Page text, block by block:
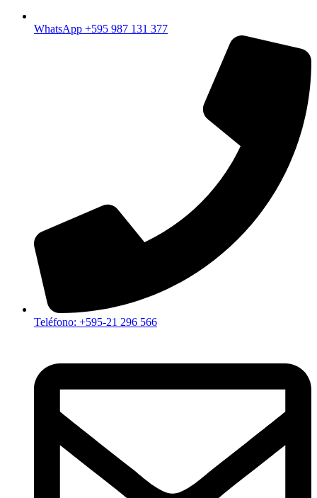
WhatsApp +595 987 131 377
Teléfono: +595-21 296 566